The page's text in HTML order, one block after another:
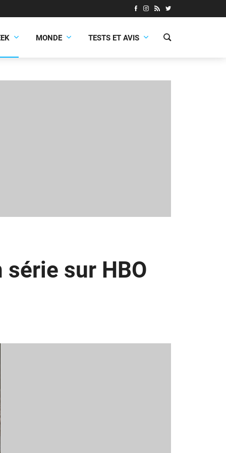
MONDE TESTS ET AVIS
sur HBO